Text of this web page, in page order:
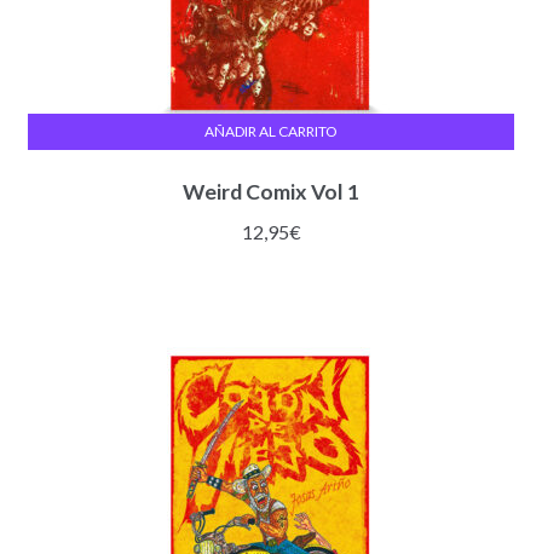
Weird Comix Vol 1
12,95€
AÑADIR AL CARRITO